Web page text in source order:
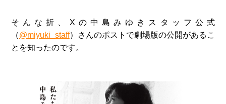
そんな折、Xの中島みゆきスタッフ公式
（@miyuki_staff）さんのポストで劇場版の公開があるこ
とを知ったのです。